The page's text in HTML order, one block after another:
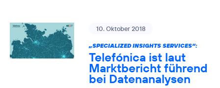
10. Oktober 2018
„SPECIALIZED INSIGHTS SERVICES“:
Telefónica ist laut
Marktbericht führend
bei Datenanalysen